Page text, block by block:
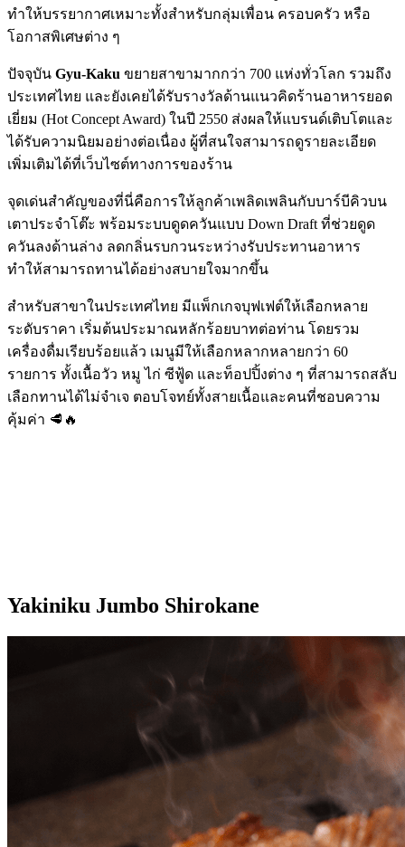
ทำให้บรรยากาศเหมาะทั้งสำหรับกลุ่มเพื่อน ครอบครัว หรือ
โอกาสพิเศษต่าง ๆ
ปัจจุบัน Gyu-Kaku ขยายสาขามากกว่า 700 แห่งทั่วโลก รวมถึง
ประเทศไทย และยังเคยได้รับรางวัลด้านแนวคิดร้านอาหารยอด
เยี่ยม (Hot Concept Award) ในปี 2550 ส่งผลให้แบรนด์เติบโตและ
ได้รับความนิยมอย่างต่อเนื่อง ผู้ที่สนใจสามารถดูรายละเอียด
เพิ่มเติมได้ที่เว็บไซต์ทางการของร้าน
จุดเด่นสำคัญของที่นี่คือการให้ลูกค้าเพลิดเพลินกับบาร์บีคิวบน
เตาประจำโต๊ะ พร้อมระบบดูดควันแบบ Down Draft ที่ช่วยดูด
ควันลงด้านล่าง ลดกลิ่นรบกวนระหว่างรับประทานอาหาร
ทำให้สามารถทานได้อย่างสบายใจมากขึ้น
สำหรับสาขาในประเทศไทย มีแพ็กเกจบุฟเฟต์ให้เลือกหลาย
ระดับราคา เริ่มต้นประมาณหลักร้อยบาทต่อท่าน โดยรวม
เครื่องดื่มเรียบร้อยแล้ว เมนูมีให้เลือกหลากหลายกว่า 60
รายการ ทั้งเนื้อวัว หมู ไก่ ซีฟู้ด และท็อปปิ้งต่าง ๆ ที่สามารถสลับ
เลือกทานได้ไม่จำเจ ตอบโจทย์ทั้งสายเนื้อและคนที่ชอบความ
คุ้มค่า 🥩🔥
Yakiniku Jumbo Shirokane